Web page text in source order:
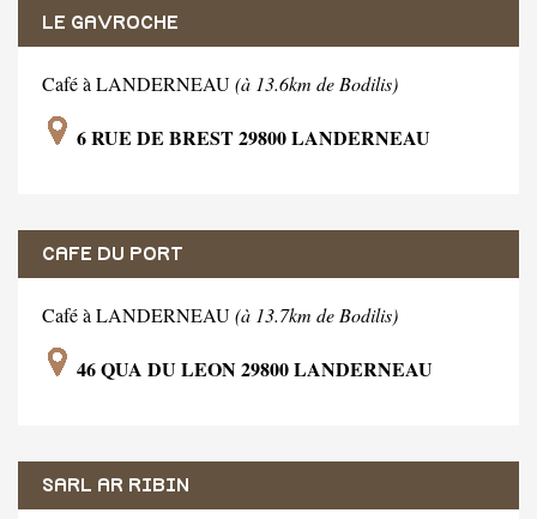
LE GAVROCHE
Café à LANDERNEAU(à 13.6km de Bodilis)
6 RUE DE BREST 29800 LANDERNEAU
CAFE DU PORT
Café à LANDERNEAU(à 13.7km de Bodilis)
46 QUA DU LEON 29800 LANDERNEAU
SARL AR RIBIN